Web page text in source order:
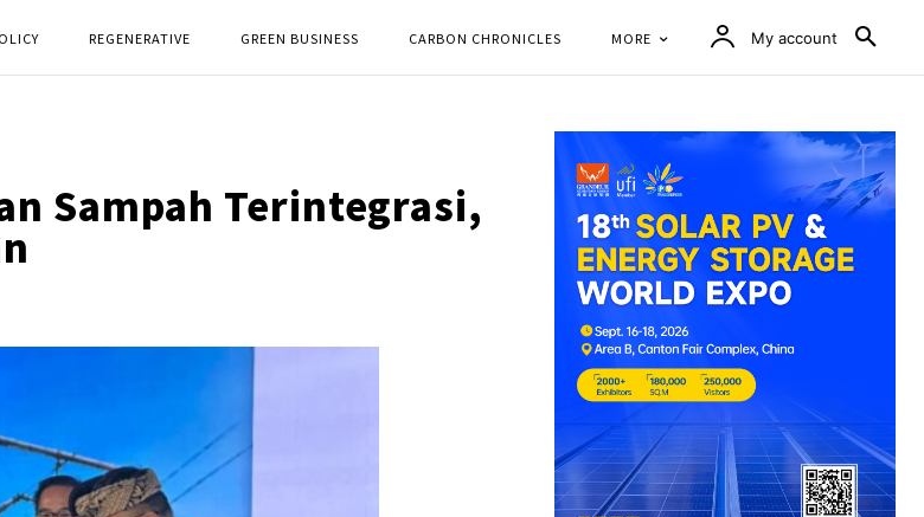
REGENERATIVE GREEN BUSINESS CARBON CHRONICLES MORE My account
Sampah Terintegrasi,